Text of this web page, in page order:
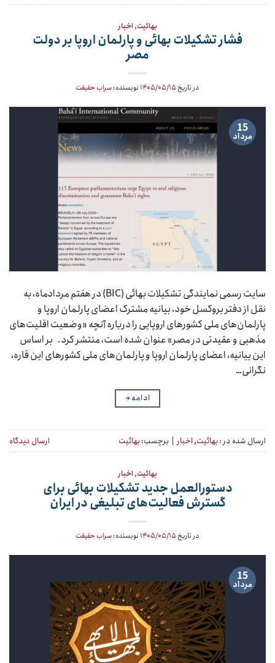
بهائیت,اخبار
فشار تشکیلات بهائی و پارلمان اروپا بر دولت
مصر
در تاریخ ۱۴۰۵/۰۵/۱۵ نویسنده:سراب حقیقت
15
مرداد
سایت رسمی نمایندگی تشکیلات بهائی (BIC) در هفتم مردادماه، به
نقل از دفتر بروکسل خود، بیانیه مشترک اعضای پارلمان اروپا و
پارلمان‌های ملی کشورهای اروپایی را درباره آنچه «وضعیت اقلیت‌های
مذهبی و عقیدتی در مصر» عنوان شده است، منتشر کرد. بر اساس
این بیانیه، اعضای پارلمان اروپا و پارلمان‌های ملی کشورهای این قاره،
نگرانی…
ادامه→
ارسال شده در :بهائیت, اخبار | برچسب:بهائیت ارسال دیدگاه
بهائیت,اخبار
دستورالعمل جدید تشکیلات بهائی برای
گسترش فعالیت‌های تبلیغی در ایران
در تاریخ ۱۴۰۵/۰۵/۱۵ نویسنده:سراب حقیقت
15
مرداد